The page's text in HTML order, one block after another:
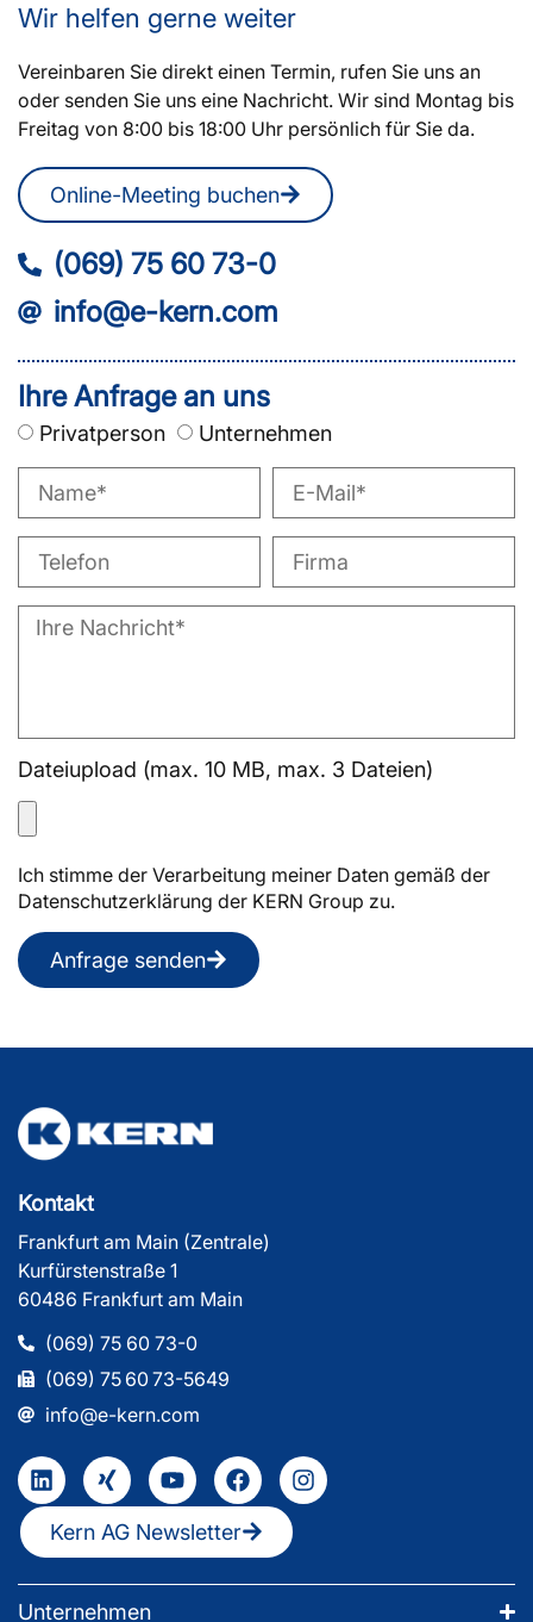
Wir helfen gerne weiter
Vereinbaren Sie direkt einen Termin, rufen Sie uns an
oder senden Sie uns eine Nachricht. Wir sind Montag bis
Freitag von 8:00 bis 18:00 Uhr persönlich für Sie da.
Online-Meeting buchen
(069) 75 60 73-0
info@e-kern.com
Ihre Anfrage an uns
Privatperson Unternehmen
Dateiupload (max. 10 MB, max. 3 Dateien)
Ich stimme der Verarbeitung meiner Daten gemäß der
Datenschutzerklärung der KERN Group zu.
Anfrage senden
Kontakt
Frankfurt am Main (Zentrale)
Kurfürstenstraße 1
60486 Frankfurt am Main
(069) 75 60 73-0
(069) 75 60 73-5649
info@e-kern.com
Kern AG Newsletter
Unternehmen